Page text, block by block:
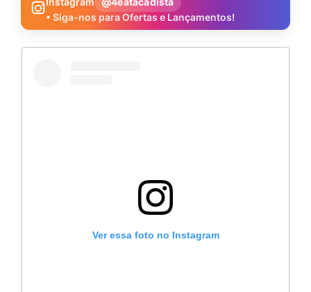
• Siga-nos para Ofertas e Lançamentos!
Ver essa foto no Instagram